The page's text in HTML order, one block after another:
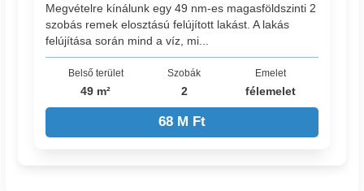
Megvételre kínálunk egy 49 nm-es magasföldszinti 2
szobás remek elosztású felújított lakást. A lakás
felújítása során mind a víz, mi...
Belső terület
49 m²
Szobák
2
Emelet
félemelet
68 M Ft